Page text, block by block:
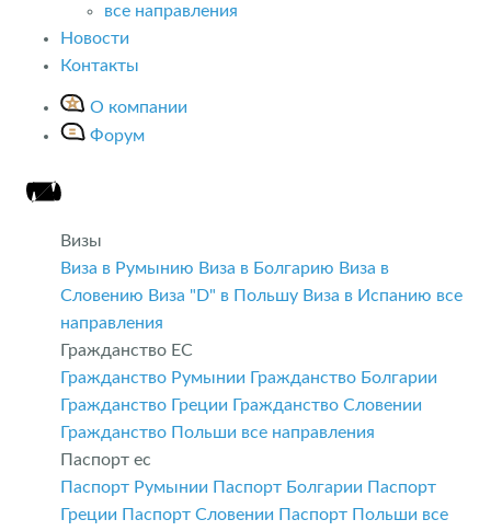
все направления
Новости
Контакты
О компании
Форум
Визы
Виза в Румынию Виза в Болгарию Виза в
Словению Виза "D" в Польшу Виза в Испанию все
направления
Гражданство ЕС
Гражданство Румынии Гражданство Болгарии
Гражданство Греции Гражданство Словении
Гражданство Польши все направления
Паспорт ес
Паспорт Румынии Паспорт Болгарии Паспорт
Греции Паспорт Словении Паспорт Польши все